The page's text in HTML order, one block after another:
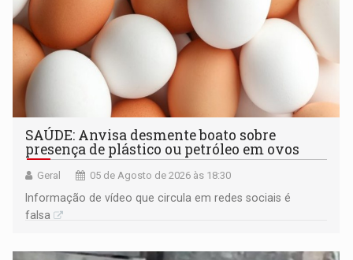
SAÚDE: Anvisa desmente boato sobre
presença de plástico ou petróleo em ovos
Geral 05 de Agosto de 2026 às 18:30
Informação de vídeo que circula em redes sociais é
falsa